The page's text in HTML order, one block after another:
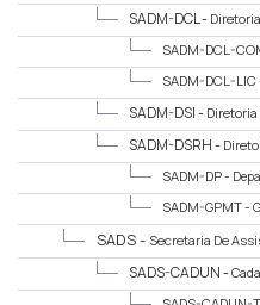
SADM-DCL -
SADM-DCL-
SADM-DCL-LIC
SADM-DSI - Diretoria
SADM-DSRH -
SADM-DP -
SADM-GPMT -
SADS - Secretaria De
SADS-CADUN -